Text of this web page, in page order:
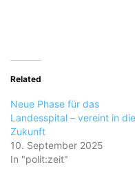
Related
Neue Phase für das
Landesspital – vereint in die
Zukunft
10. September 2025
In "polit:zeit"